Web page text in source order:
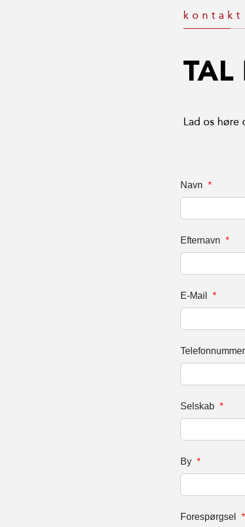
kontakt
TAL
Lad os høre
Navn *
Efternavn *
E-Mail *
Telefonnummer
Selskab *
By *
Forespørgsel *